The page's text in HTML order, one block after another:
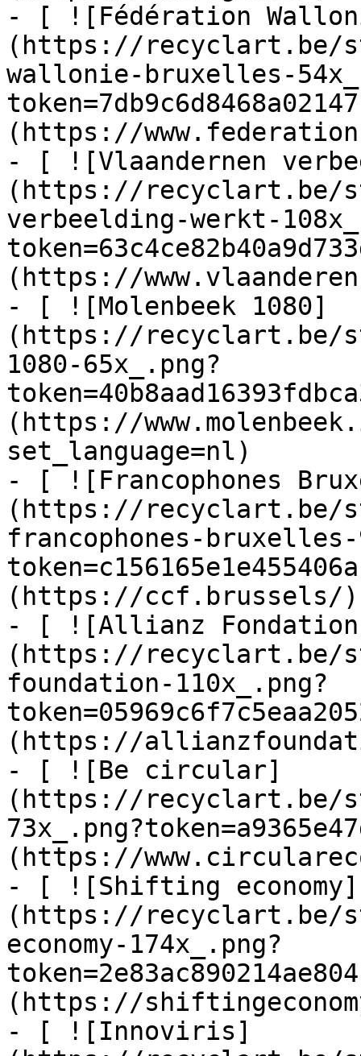
- [ ![Fédération
(https://recyclart.be/
wallonie-bruxelles-
(https://
- [ ![Vlaandernen
(https://recyclart.be/
verbeelding-werkt-
(https://
- [ ![Molenbeek 1080]
(https://recyclart.be/
1080-65x_.png?
(https://
set_language=nl)
- [ ![Francophones
(https://recyclart.be/
francophones-bruxelles-
(https://ccf.brussels/)
- [ ![Allianz
(https://recyclart.be/
foundation-110x_.png?
(https://
- [ ![Be circular]
(https://recyclart.be/
(https://
- [ ![Shifting economy]
(https://recyclart.be/
economy-174x_.png?
(https://
- [ ![Innoviris]